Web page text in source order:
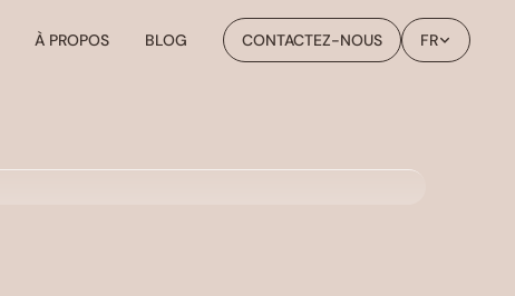
À PROPOS BLOG CONTACTEZ-NOUS FR